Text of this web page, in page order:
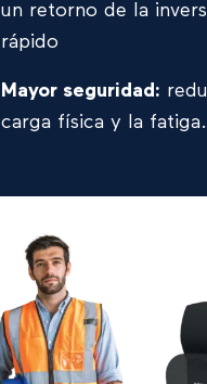
un retorno de la
rápido
Mayor seguridad:
carga física y la fatiga.